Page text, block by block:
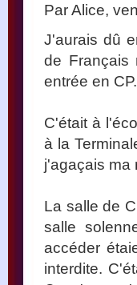
Par Alice,
J'aurais dû
de Français
entrée en CP.
C'était à
à la
j'agaçais ma
La salle de
salle
accéder
interdite.